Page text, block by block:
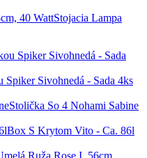
Stojacia Lampa
Spiker Sivohnedá - Sada 4ks
Stolička So 4 Nohami Sabine
Box S Krytom Vito - Ca. 86l
Ruža Rose I, 56cm